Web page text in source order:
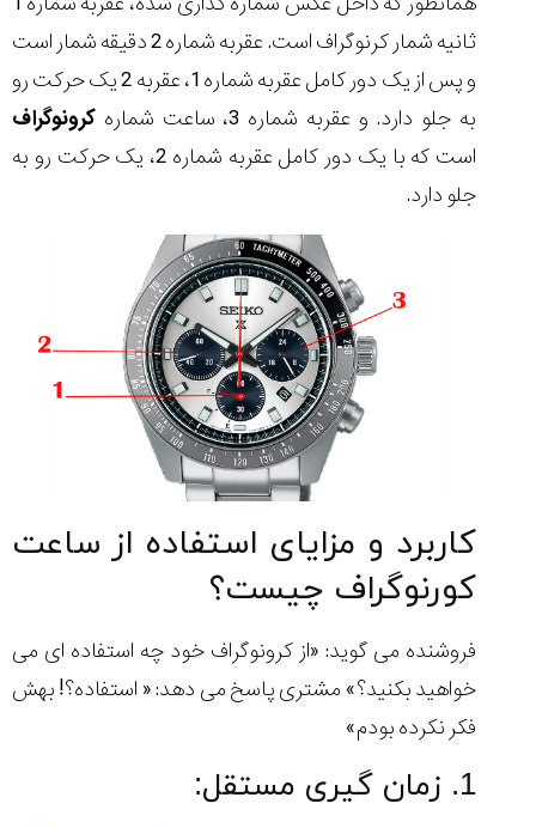
ثانیه شمار کرنوگراف است. عقربه شماره 2 دقیقه شمار است
و پس از یک دور کامل عقربه شماره 1، عقربه 2 یک حرکت رو
به جلو دارد. و عقربه شماره 3، ساعت شماره
کرونوگراف
است که با یک دور کامل عقربه شماره 2، یک حرکت رو به
جلو دارد.
کاربرد و مزایای استفاده از ساعت
کورنوگراف چیست؟
فروشنده می گوید: «از کرونوگراف خود چه استفاده ای می
خواهید بکنید؟» مشتری پاسخ می دهد: « استفاده؟! بهش
فکر نکرده بودم»
1. زمان گیری مستقل: